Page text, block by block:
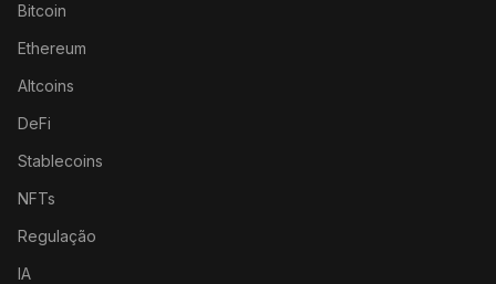
Bitcoin
Ethereum
Altcoins
DeFi
Stablecoins
NFTs
Regulação
IA